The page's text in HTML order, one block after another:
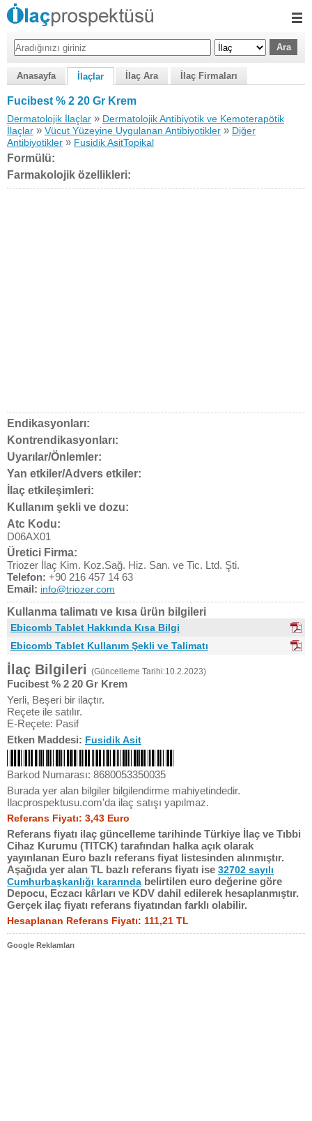
Anasayfa İlaçlar İlaç Ara İlaç Firmaları
Fucibest % 2 20 Gr Krem
Dermatolojik İlaçlar » Dermatolojik Antibiyotik ve Kemoterapötik
İlaçlar » Vücut Yüzeyine Uygulanan Antibiyotikler » Diğer
Antibiyotikler » Fusidik AsitTopikal
Formülü:
Farmakolojik özellikleri:
Endikasyonları:
Kontrendikasyonları:
Uyarılar/Önlemler:
Yan etkiler/Advers etkiler:
İlaç etkileşimleri:
Kullanım şekli ve dozu:
Atc Kodu:
D06AX01
Üretici Firma:
Triozer İlaç Kim. Koz.Sağ. Hiz. San. ve Tic. Ltd. Şti.
Telefon: +90 216 457 14 63
Email: info@triozer.com
Kullanma talimatı ve kısa ürün bilgileri
Ebicomb Tablet Hakkında Kısa Bilgi
Ebicomb Tablet Kullanım Şekli ve Talimatı
İlaç Bilgileri (Güncelleme Tarihi:10.2.2023)
Fucibest % 2 20 Gr Krem
Yerli, Beşeri bir ilaçtır.
Reçete ile satılır.
E-Reçete: Pasif
Etken Maddesi: Fusidik Asit
Barkod Numarası: 8680053350035
Burada yer alan bilgiler bilgilendirme mahiyetindedir.
Ilacprospektusu.com'da ilaç satışı yapılmaz.
Referans Fiyatı: 3,43 Euro
Referans fiyatı ilaç güncelleme tarihinde Türkiye İlaç ve Tıbbi
Cihaz Kurumu (TITCK) tarafından halka açık olarak
yayınlanan Euro bazlı referans fiyat listesinden alınmıştır.
Aşağıda yer alan TL bazlı referans fiyatı ise 32702 sayılı
Cumhurbaşkanlığı kararında belirtilen euro değerine göre
Depocu, Eczacı kârları ve KDV dahil edilerek hesaplanmıştır.
Gerçek ilaç fiyatı referans fiyatından farklı olabilir.
Hesaplanan Referans Fiyatı: 111,21 TL
Google Reklamları